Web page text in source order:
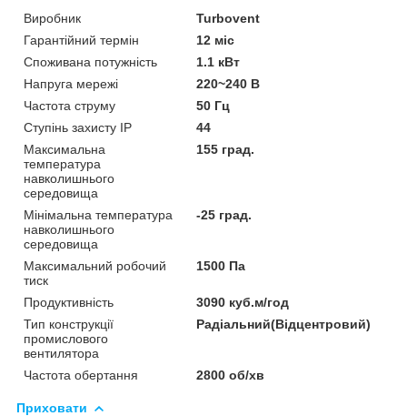
Виробник
Turbovent
Гарантійний термін
12 міс
Споживана потужність
1.1 кВт
Напруга мережі
220~240 В
Частота струму
50 Гц
Ступінь захисту IP
44
Максимальна
температура
навколишнього
середовища
155 град.
Мінімальна температура
навколишнього
середовища
-25 град.
Максимальний робочий
тиск
1500 Па
Продуктивність
3090 куб.м/год
Тип конструкції
промислового
вентилятора
Радіальний(Відцентровий)
Частота обертання 2800 об/хв
Приховати